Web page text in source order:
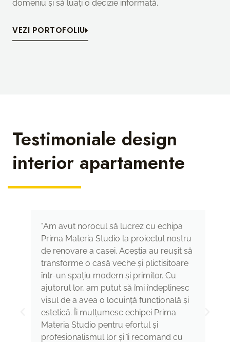
domeniu și să luați o decizie informată.
VEZI PORTOFOLIU
Testimoniale design
interior apartamente
"Am avut norocul să lucrez cu echipa
Prima Materia Studio la proiectul nostru
de renovare a casei. Aceștia au reușit să
transforme o casă veche și plictisitoare
într-un spațiu modern și primitor. Cu
ajutorul lor, am putut să îmi îndeplinesc
visul de a avea o locuință funcțională și
estetică. Îi mulțumesc echipei Prima
Materia Studio pentru efortul și
profesionalismul lor și îi recomand cu